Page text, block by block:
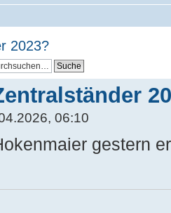
2023?
06:10
gestern